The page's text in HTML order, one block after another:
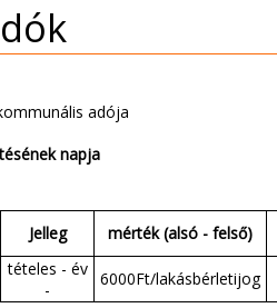
adója
napja
Jelleg mérték (alsó - felső)
tételes - év
-
6000Ft/lakásbérletijog